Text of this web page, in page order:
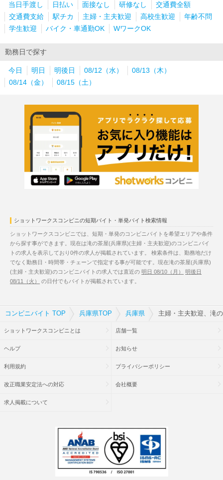
当日手渡し 日払い 面接なし 研修なし
交通費全額
交通費支給
駅チカ 主婦・主夫歓迎 高校生歓迎
年齢不問
学生歓迎
バイク・車通勤OK WワークOK
勤務日で探す
今日 明日 明後日 08/12（水）
08/13（木）
08/14（金）
08/15（土）
ショットワークスコンビニの短期バイト・単発バイト検索情報
ショットワークスコンビニでは、短期・単発のコンビニバイトを希望エリアや条件
から探す事ができます。現在は滝の茶屋(兵庫県)(主婦・主夫歓迎)のコンビニバイ
トの求人を表示しており0件の求人が掲載されています。 検索条件は、勤務地だけ
でなく勤務日・時間帯・チェーンで指定する事が可能です。現在滝の茶屋(兵庫県)
(主婦・主夫歓迎)のコンビニバイトの求人では直近の 明日 08/10（月）
明後日
08/11（火）
の日付でもバイトが掲載されています。
コンビニバイト TOP 兵庫県TOP 兵庫県 主婦・主夫歓迎、滝
ショットワークスコンビニとは 店舗一覧
ヘルプ お知らせ
利用規約 プライバシーポリシー
改正職業安定法への対応 会社概要
求人掲載について